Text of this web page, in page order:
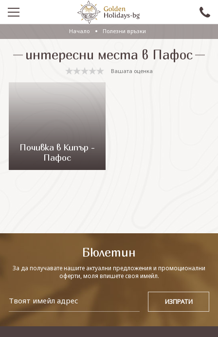
ПРОМО
EКСКУРЗИИ СЪС САМОЛЕТ
ЕКЗОТИКА
Начало Полезни връзки
интересни места в Пафос
Вашата оценка
Почивка в Кипър -
Пафос
Бюлетин
За да получавате нашите актуални предложения и промоционални
оферти, моля впишете своя имейл.